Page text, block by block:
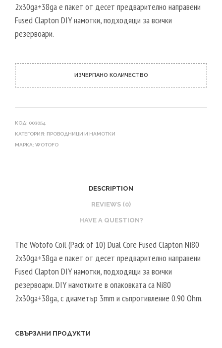
2x30ga+38ga е пакет от десет предварително направени
Fused Clapton DIY намотки, подходящи за всички
резервоари.
ИЗЧЕРПАНО КОЛИЧЕСТВО
КОД: 003054
КАТЕГОРИЯ: ПРОВОДНИЦИ И НАМОТКИ
МАРКА: WOTOFO
DESCRIPTION
REVIEWS (0)
HAVE A QUESTION?
The Wotofo Coil (Pack of 10) Dual Core Fused Clapton Ni80
2x30ga+38ga е пакет от десет предварително направени
Fused Clapton DIY намотки, подходящи за всички
резервоари. DIY намотките в опаковката са Ni80
2x30ga+38ga, с диаметър 3mm и съпротивление 0.90 Ohm.
СВЪРЗАНИ ПРОДУКТИ